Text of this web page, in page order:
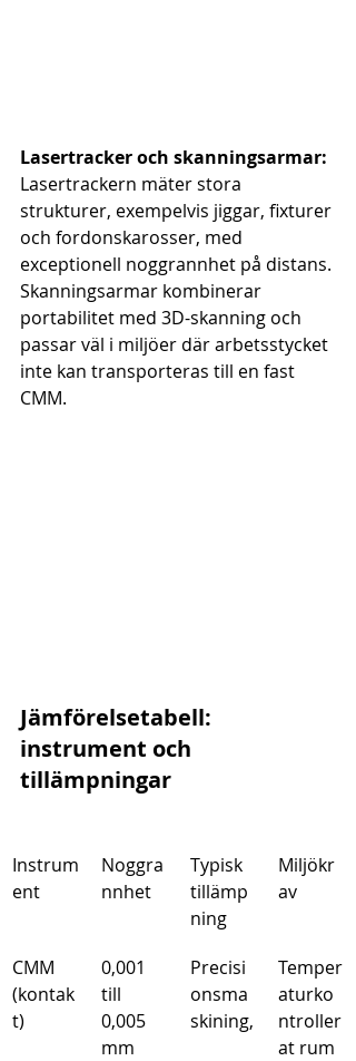
Lasertracker och skanningsarmar:
Lasertrackern mäter stora
strukturer, exempelvis jiggar, fixturer
och fordonskarosser, med
exceptionell noggrannhet på distans.
Skanningsarmar kombinerar
portabilitet med 3D-skanning och
passar väl i miljöer där arbetsstycket
inte kan transporteras till en fast
CMM.
Jämförelsetabell:
instrument och
tillämpningar
Instrum
ent
Noggra
nnhet
Typisk
tillämp
ning
Miljökr
av
CMM
(kontak
t)
0,001
till
0,005
mm
Precisi
onsma
skining,
Temper
aturko
ntroller
at rum